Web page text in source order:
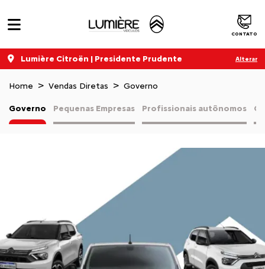
CONTATO
Lumière Citroën | Presidente Prudente Alterar
Home Vendas Diretas Governo
Pequenas Empresas Profissionais autônomos
Governo